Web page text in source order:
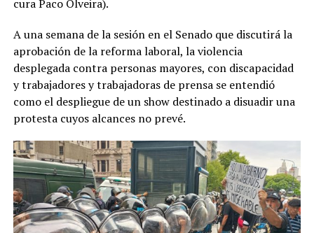
cura Paco Olveira).
A una semana de la sesión en el Senado que discutirá la
aprobación de la reforma laboral, la violencia
desplegada contra personas mayores, con discapacidad
y trabajadores y trabajadoras de prensa se entendió
como el despliegue de un show destinado a disuadir una
protesta cuyos alcances no prevé.